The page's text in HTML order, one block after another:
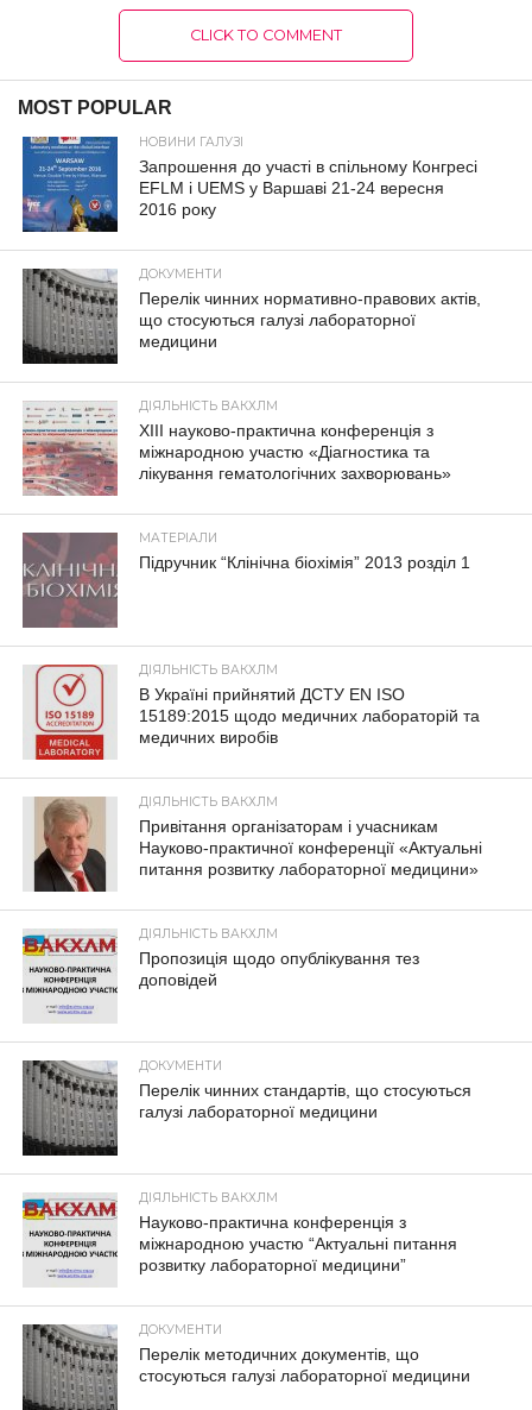
CLICK TO COMMENT
MOST POPULAR
НОВИНИ ГАЛУЗІ
Запрошення до участі в спільному Конгресі
EFLM і UEMS у Варшаві 21-24 вересня
2016 року
ДОКУМЕНТИ
Перелік чинних нормативно-правових актів,
що стосуються галузі лабораторної
медицини
ДІЯЛЬНІСТЬ ВАКХЛМ
XIII науково-практична конференція з
міжнародною участю «Діагностика та
лікування гематологічних захворювань»
МАТЕРІАЛИ
Підручник “Клінічна біохімія” 2013 розділ 1
ДІЯЛЬНІСТЬ ВАКХЛМ
В Україні прийнятий ДСТУ EN ISO
15189:2015 щодо медичних лабораторій та
медичних виробів
ДІЯЛЬНІСТЬ ВАКХЛМ
Привітання організаторам і учасникам
Науково-практичної конференції «Актуальні
питання розвитку лабораторної медицини»
ДІЯЛЬНІСТЬ ВАКХЛМ
Пропозиція щодо опублікування тез
доповідей
ДОКУМЕНТИ
Перелік чинних стандартів, що стосуються
галузі лабораторної медицини
ДІЯЛЬНІСТЬ ВАКХЛМ
Науково-практична конференція з
міжнародною участю “Актуальні питання
розвитку лабораторної медицини”
ДОКУМЕНТИ
Перелік методичних документів, що
стосуються галузі лабораторної медицини